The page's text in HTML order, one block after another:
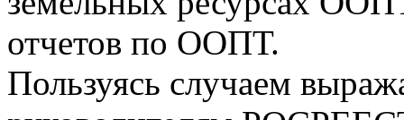
отчетов по ООПТ.
Пользуясь случаем